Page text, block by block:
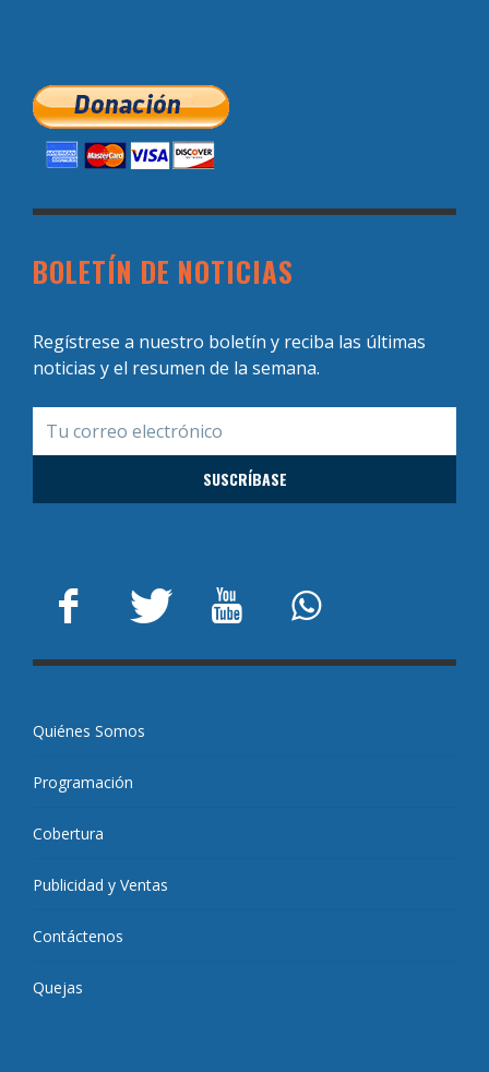
BOLETÍN DE NOTICIAS
Regístrese a nuestro boletín y reciba las últimas
noticias y el resumen de la semana.
Quiénes Somos
Programación
Cobertura
Publicidad y Ventas
Contáctenos
Quejas